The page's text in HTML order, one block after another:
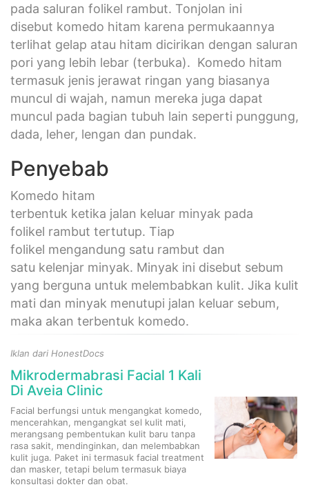
pada saluran folikel rambut. Tonjolan ini
disebut komedo hitam karena permukaannya
terlihat gelap atau hitam dicirikan dengan saluran
pori yang lebih lebar (terbuka). Komedo hitam
termasuk jenis jerawat ringan yang biasanya
muncul di wajah, namun mereka juga dapat
muncul pada bagian tubuh lain seperti punggung,
dada, leher, lengan dan pundak.
Penyebab
Komedo hitam
terbentuk ketika jalan keluar minyak pada
folikel rambut tertutup. Tiap
folikel mengandung satu rambut dan
satu kelenjar minyak. Minyak ini disebut sebum
yang berguna untuk melembabkan kulit. Jika kulit
mati dan minyak menutupi jalan keluar sebum,
maka akan terbentuk komedo.
Iklan dari HonestDocs
Mikrodermabrasi Facial 1 Kali
Di Aveia Clinic
Facial berfungsi untuk mengangkat komedo,
mencerahkan, mengangkat sel kulit mati,
merangsang pembentukan kulit baru tanpa
rasa sakit, mendinginkan, dan melembabkan
kulit juga. Paket ini termasuk facial treatment
dan masker, tetapi belum termasuk biaya
konsultasi dokter dan obat.​